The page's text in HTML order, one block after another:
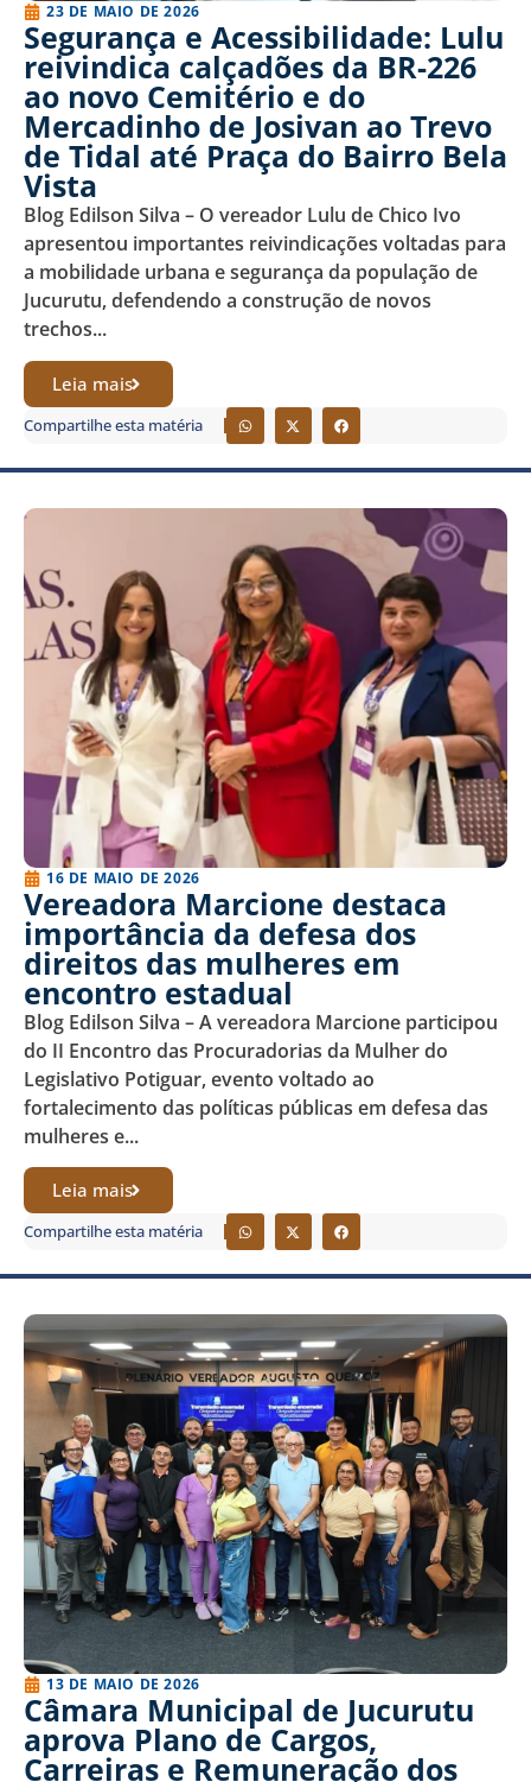
23 DE MAIO DE 2026
Segurança e Acessibilidade: Lulu
reivindica calçadões da BR-226
ao novo Cemitério e do
Mercadinho de Josivan ao Trevo
de Tidal até Praça do Bairro Bela
Vista
Blog Edilson Silva – O vereador Lulu de Chico Ivo
apresentou importantes reivindicações voltadas para
a mobilidade urbana e segurança da população de
Jucurutu, defendendo a construção de novos
trechos...
Leia mais
Compartilhe esta matéria
16 DE MAIO DE 2026
Vereadora Marcione destaca
importância da defesa dos
direitos das mulheres em
encontro estadual
Blog Edilson Silva – A vereadora Marcione participou
do II Encontro das Procuradorias da Mulher do
Legislativo Potiguar, evento voltado ao
fortalecimento das políticas públicas em defesa das
mulheres e...
Leia mais
Compartilhe esta matéria
13 DE MAIO DE 2026
Câmara Municipal de Jucurutu
aprova Plano de Cargos,
Carreiras e Remuneração dos